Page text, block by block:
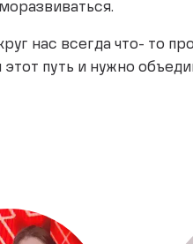
нас всегда что- то
путь и нужно